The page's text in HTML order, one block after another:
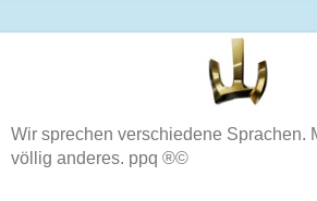
Wir sprechen verschiedene Sprachen.
völlig anderes. ppq ®©